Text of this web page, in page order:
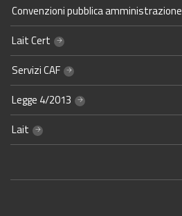
Convenzioni pubblica amministrazione
Lait Cert
Servizi CAF
Legge 4/2013
Lait